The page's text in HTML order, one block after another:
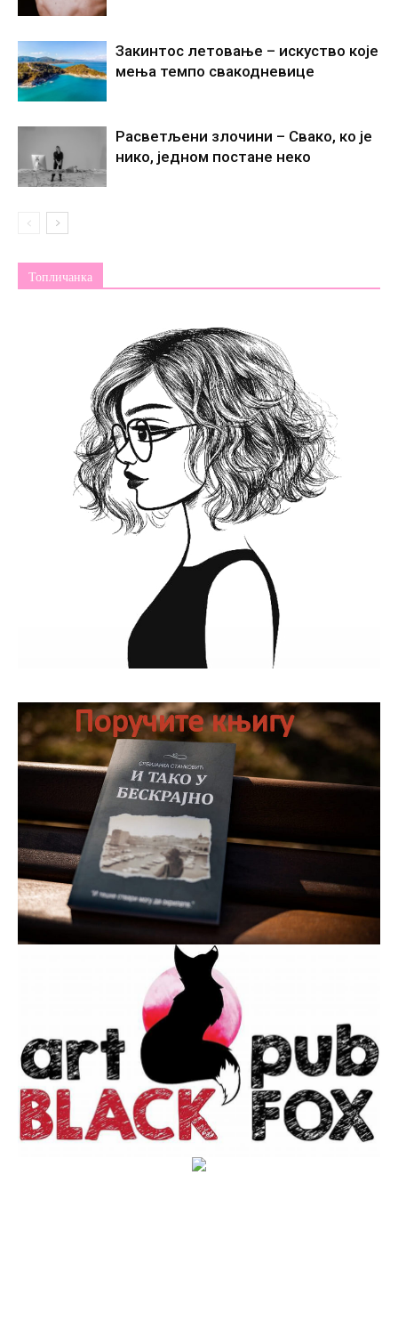
Закинтос летовање – искуство које
мења темпо свакодневице
Расветљени злочини – Свако, ко је
нико, једном постане некo
Топличанка